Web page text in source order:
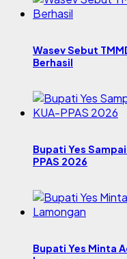
Wasev Sebut
Berhasil
Bupati Yes
PPAS 2026
Bupati Yes Minta